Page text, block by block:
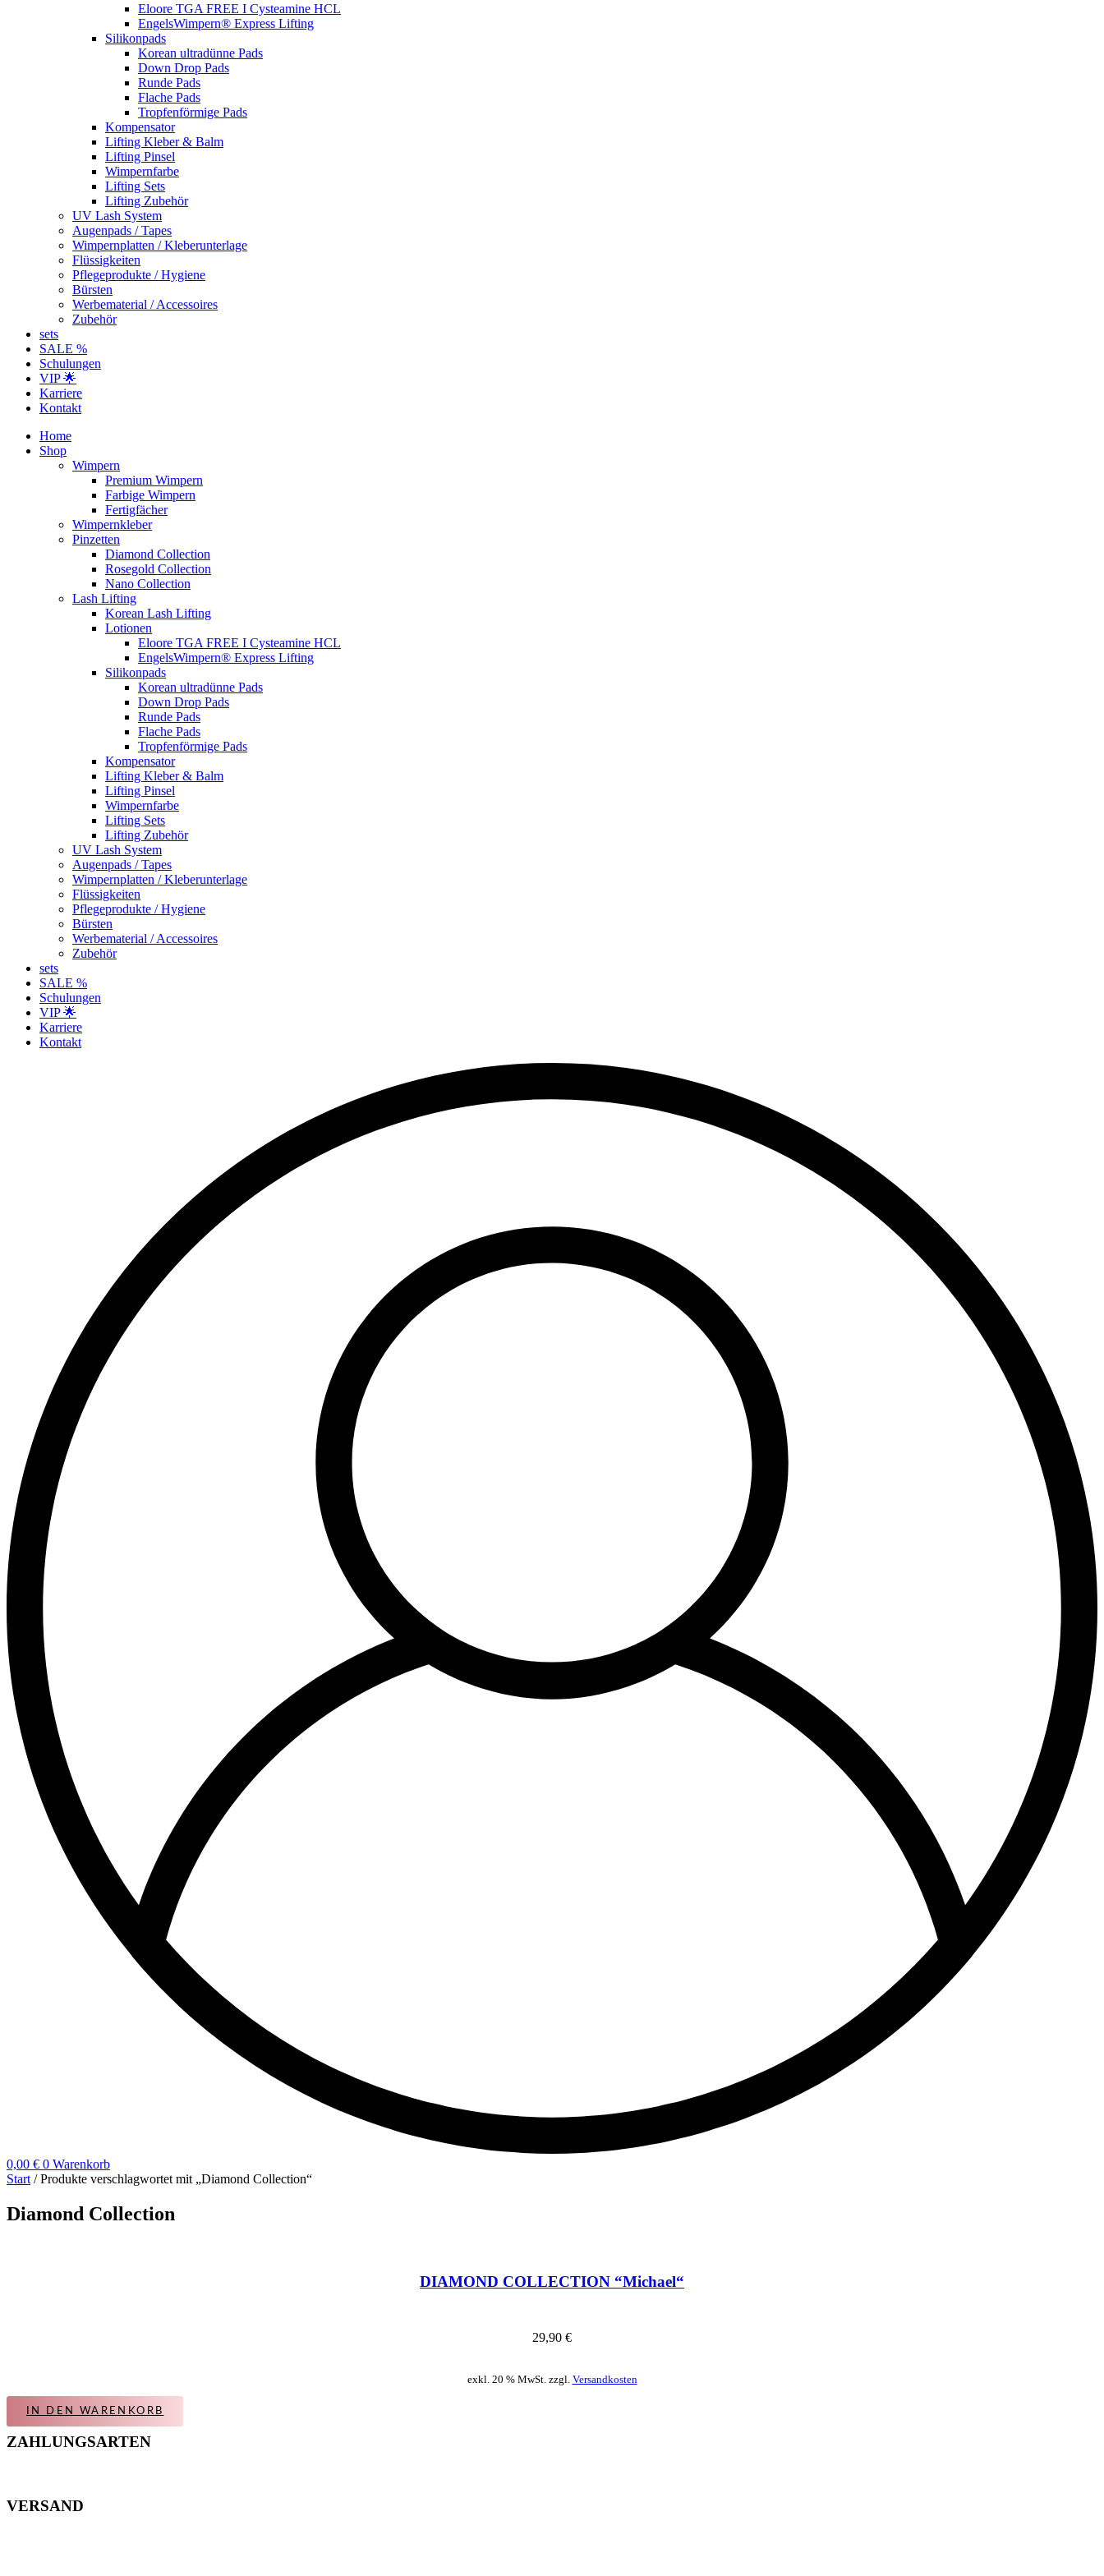
Eloore TGA FREE I Cysteamine HCL
EngelsWimpern® Express Lifting
Silikonpads
Korean ultradünne Pads
Down Drop Pads
Runde Pads
Flache Pads
Tropfenförmige Pads
Kompensator
Lifting Kleber & Balm
Lifting Pinsel
Wimpernfarbe
Lifting Sets
Lifting Zubehör
UV Lash System
Augenpads / Tapes
Wimpernplatten / Kleberunterlage
Flüssigkeiten
Pflegeprodukte / Hygiene
Bürsten
Werbematerial / Accessoires
Zubehör
sets
SALE %
Schulungen
VIP 🌟
Karriere
Kontakt
Home
Shop
Wimpern
Premium Wimpern
Farbige Wimpern
Fertigfächer
Wimpernkleber
Pinzetten
Diamond Collection
Rosegold Collection
Nano Collection
Lash Lifting
Korean Lash Lifting
Lotionen
Eloore TGA FREE I Cysteamine HCL
EngelsWimpern® Express Lifting
Silikonpads
Korean ultradünne Pads
Down Drop Pads
Runde Pads
Flache Pads
Tropfenförmige Pads
Kompensator
Lifting Kleber & Balm
Lifting Pinsel
Wimpernfarbe
Lifting Sets
Lifting Zubehör
UV Lash System
Augenpads / Tapes
Wimpernplatten / Kleberunterlage
Flüssigkeiten
Pflegeprodukte / Hygiene
Bürsten
Werbematerial / Accessoires
Zubehör
sets
SALE %
Schulungen
VIP 🌟
Karriere
Kontakt
0,00 € 0 Warenkorb
Start / Produkte verschlagwortet mit „Diamond Collection“
Diamond Collection
DIAMOND COLLECTION “Michael“
29,90 €
exkl. 20 % MwSt. zzgl. Versandkosten
IN DEN WARENKORB
ZAHLUNGSARTEN
VERSAND